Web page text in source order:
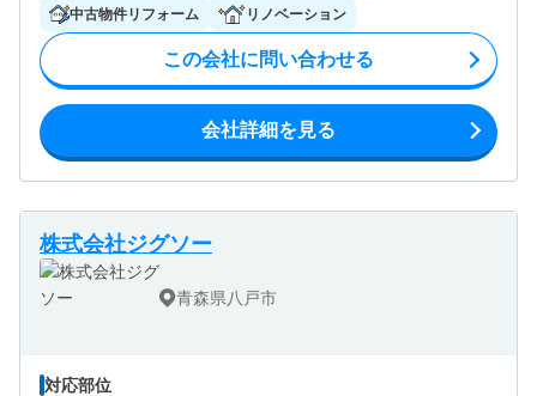
中古物件リフォーム リノベーション
この会社に問い合わせる
会社詳細を見る
株式会社ジグソー
青森県八戸市
対応部位